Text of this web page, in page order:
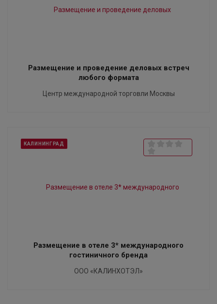
Размещение и проведение деловых встреч
любого формата
Центр международной торговли Москвы
КАЛИНИНГРАД
Размещение в отеле 3* международного
гостиничного бренда
ООО «КАЛИНХОТЭЛ»